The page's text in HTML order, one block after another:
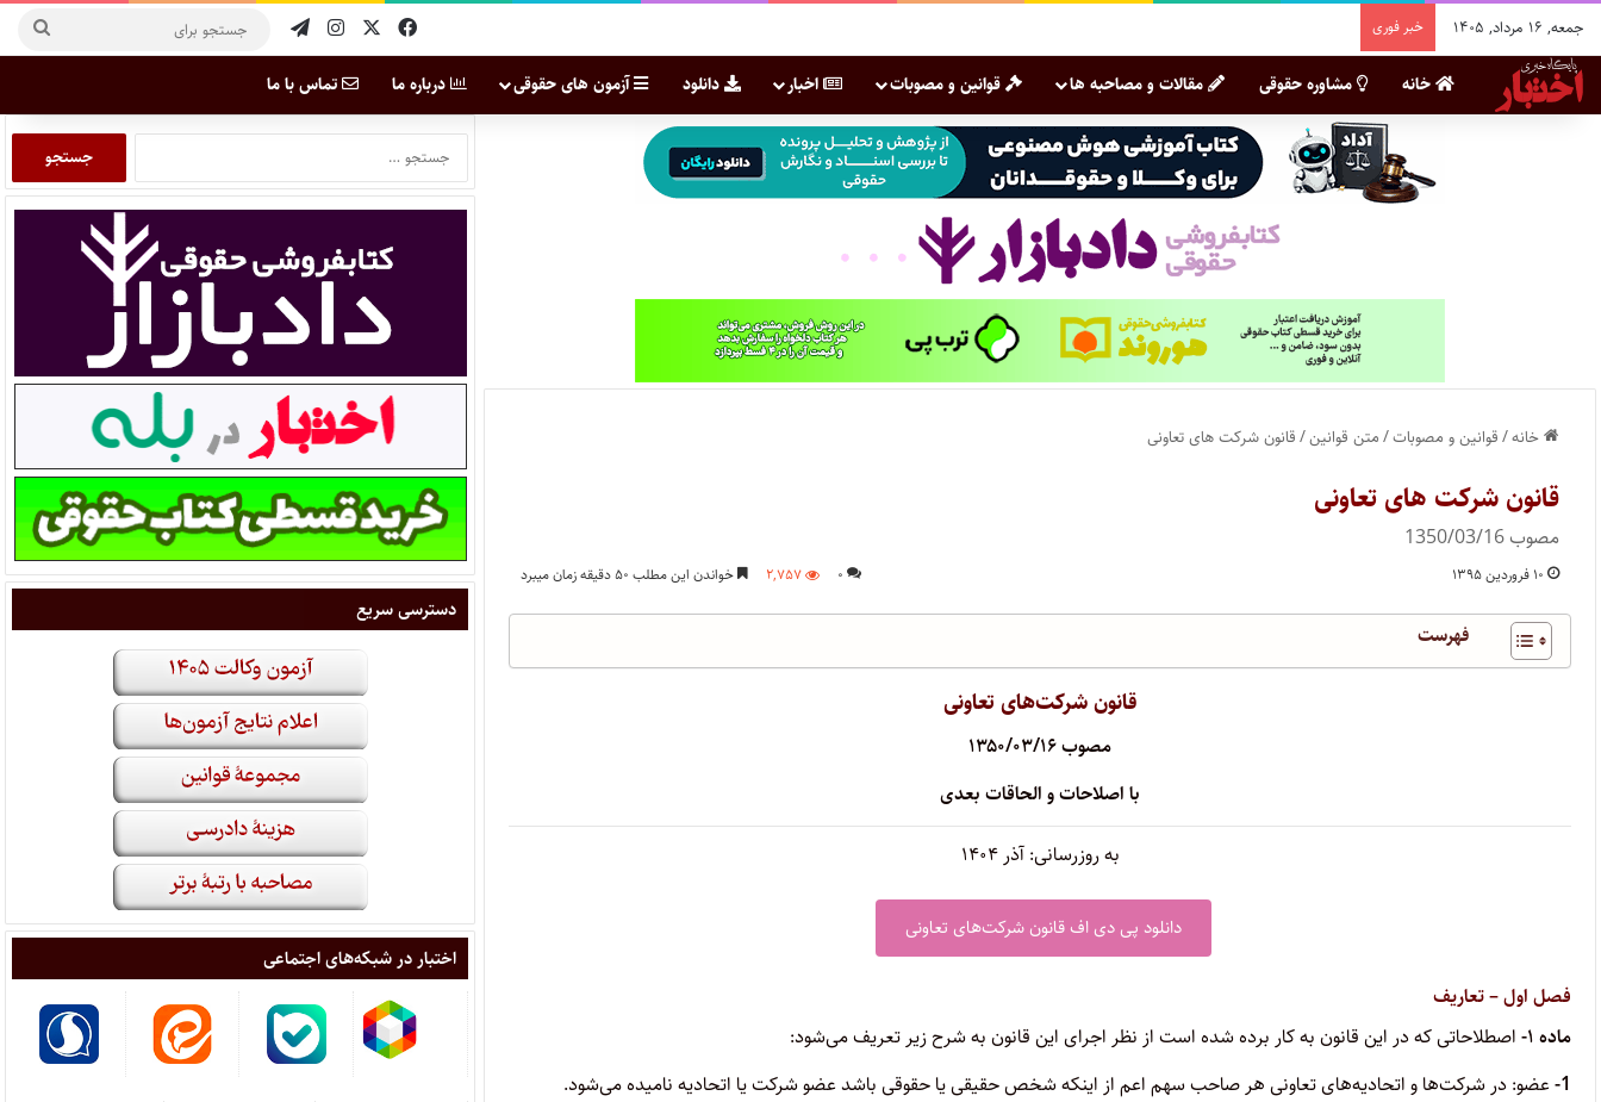
جمعه, ۱۶ مرداد, ۱۴۰۵ خبر فوری
خانه مشاوره حقوقی مقالات و مصاحبه ها قوانین و مصوبات اخبار دانلود آزمون های حقوقی درباره ما تماس با ما
خانه/قوانین و مصوبات/متن قوانین/قانون شرکت های تعاونی
قانون شرکت های تعاونی
مصوب 1350/03/16
۱۰ فروردین ۱۳۹۵ ۰ ۲,۷۵۷ خواندن این مطلب ۵۰ دقیقه زمان میبرد
فهرست
قانون شرکت‌های تعاونی
مصوب ۱۳۵۰/۰۳/۱۶
با اصلاحات و الحاقات بعدی
به روزرسانی: آذر ۱۴۰۴
دانلود پی دی اف قانون شرکت‌های تعاونی
فصل اول – تعاریف
ماده ۱-
اصطلاحاتی که در این قانون به کار برده شده است از نظر اجرای این قانون به شرح زیر تعریف می‌شود:
1- عضو: در شرکت‌ها و اتحادیه‌‌های تعاونی هر صاحب سهم اعم از اینکه شخص حقیقی یا حقوقی باشد عضو شرکت یا اتحادیه نامیده می‌شود.
دسترسی سریع
اختبار در شبکه‌های اجتماعی